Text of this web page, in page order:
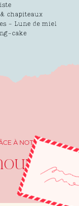
chapiteaux
- Lune de miel
cake
À NOTRE